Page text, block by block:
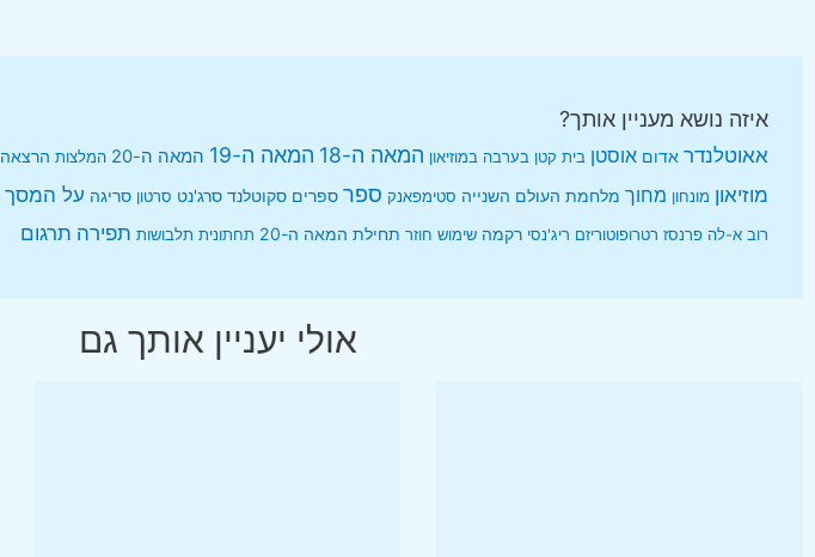
איזה נושא מעניין אותך?
אאוטלנדר אדום אוסטן בית קטן בערבה במוזיאון המאה ה-18 המאה ה-19 המאה ה-20 המלצות הרצאה
מוזיאון מונחון מחוך מלחמת העולם השנייה סטימפאנק ספר ספרים סקוטלנד סרג'נט סרטון סריגה על המסך
רוב א-לה פרנסז רטרופוטוריזם ריג'נסי רקמה שימוש חוזר תחילת המאה ה-20 תחתונית תלבושות תפירה תרגום
אולי יעניין אותך גם